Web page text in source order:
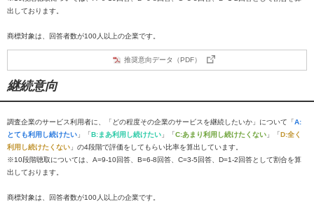
出しております。
商標対象は、回答者数が100人以上の企業です。
推奨意向データ（PDF）
継続意向
調査企業のサービス利用者に、「どの程度その企業のサービスを継続したいか」について「A:
とても利用し続けたい 」「B:まあ利用し続けたい 」「C:あまり利用し続けたくない 」「D:全く
利用し続けたくない 」の4段階で評価をしてもらい比率を算出しています。
※10段階聴取については、A=9-10回答、B=6-8回答、C=3-5回答、D=1-2回答として割合を算
出しております。
商標対象は、回答者数が100人以上の企業です。